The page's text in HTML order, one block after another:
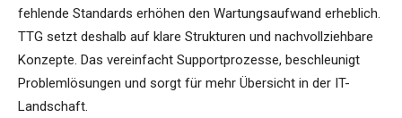
fehlende Standards erhöhen den Wartungsaufwand erheblich.
TTG setzt deshalb auf klare Strukturen und nachvollziehbare
Konzepte. Das vereinfacht Supportprozesse, beschleunigt
Problemlösungen und sorgt für mehr Übersicht in der IT-
Landschaft.